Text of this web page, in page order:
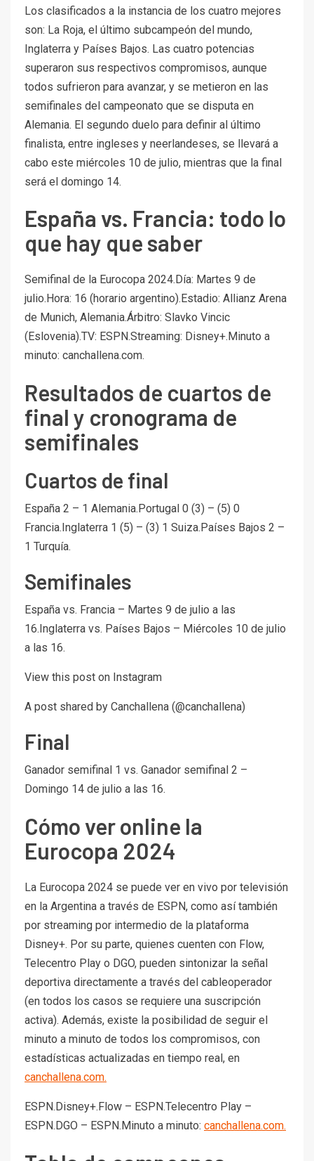
Los clasificados a la instancia de los cuatro mejores
son: La Roja, el último subcampeón del mundo,
Inglaterra y Países Bajos. Las cuatro potencias
superaron sus respectivos compromisos, aunque
todos sufrieron para avanzar, y se metieron en las
semifinales del campeonato que se disputa en
Alemania. El segundo duelo para definir al último
finalista, entre ingleses y neerlandeses, se llevará a
cabo este miércoles 10 de julio, mientras que la final
será el domingo 14.
España vs. Francia: todo lo
que hay que saber
Semifinal de la Eurocopa 2024.Día: Martes 9 de
julio.Hora: 16 (horario argentino).Estadio: Allianz Arena
de Munich, Alemania.Árbitro: Slavko Vincic
(Eslovenia).TV: ESPN.Streaming: Disney+.Minuto a
minuto: canchallena.com.
Resultados de cuartos de
final y cronograma de
semifinales
Cuartos de final
España 2 – 1 Alemania.Portugal 0 (3) – (5) 0
Francia.Inglaterra 1 (5) – (3) 1 Suiza.Países Bajos 2 –
1 Turquía.
Semifinales
España vs. Francia – Martes 9 de julio a las
16.Inglaterra vs. Países Bajos – Miércoles 10 de julio
a las 16.
View this post on Instagram
A post shared by Canchallena (@canchallena)
Final
Ganador semifinal 1 vs. Ganador semifinal 2 –
Domingo 14 de julio a las 16.
Cómo ver online la
Eurocopa 2024
La Eurocopa 2024 se puede ver en vivo por televisión
en la Argentina a través de ESPN, como así también
por streaming por intermedio de la plataforma
Disney+. Por su parte, quienes cuenten con Flow,
Telecentro Play o DGO, pueden sintonizar la señal
deportiva directamente a través del cableoperador
(en todos los casos se requiere una suscripción
activa). Además, existe la posibilidad de seguir el
minuto a minuto de todos los compromisos, con
estadísticas actualizadas en tiempo real, en
canchallena.com.
ESPN.Disney+.Flow – ESPN.Telecentro Play –
ESPN.DGO – ESPN.Minuto a minuto: canchallena.com.